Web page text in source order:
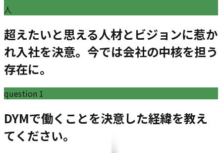
人
超えたいと思える人材とビジョンに惹か
れ入社を決意。今では会社の中核を担う
存在に。
question 1
DYMで働くことを決意した経緯を教え
てください。